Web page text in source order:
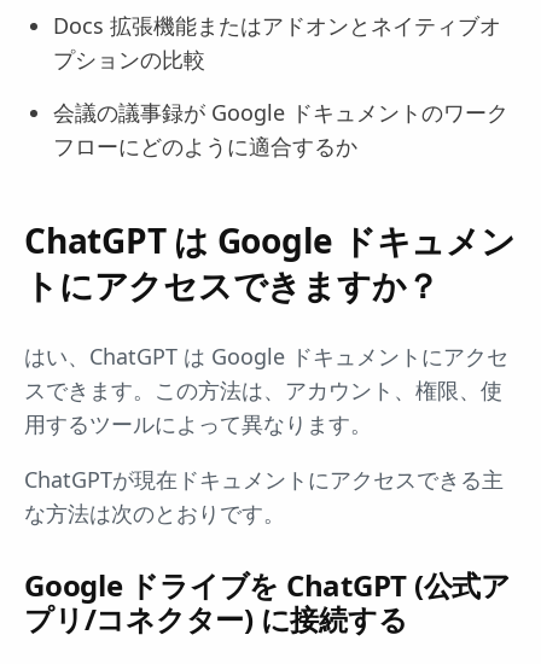
Docs 拡張機能またはアドオンとネイティブオ
プションの比較
会議の議事録が Google ドキュメントのワーク
フローにどのように適合するか
ChatGPT は Google ドキュメン
トにアクセスできますか？
はい、ChatGPT は Google ドキュメントにアクセ
スできます。この方法は、アカウント、権限、使
用するツールによって異なります。
ChatGPTが現在ドキュメントにアクセスできる主
な方法は次のとおりです。
Google ドライブを ChatGPT (公式ア
プリ/コネクター) に接続する